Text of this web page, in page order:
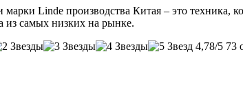
Linde производства Китая – это техника,
из самых низких на рынке.
4,78/5 73